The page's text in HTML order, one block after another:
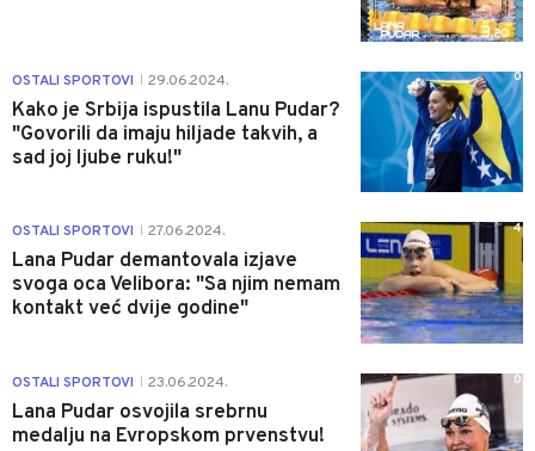
OSTALI SPORTOVI 29.06.2024.
Kako je Srbija ispustila Lanu Pudar?
"Govorili da imaju hiljade takvih, a
sad joj ljube ruku!"
0
OSTALI SPORTOVI 27.06.2024.
Lana Pudar demantovala izjave
svoga oca Velibora: "Sa njim nemam
kontakt već dvije godine"
4
OSTALI SPORTOVI 23.06.2024.
Lana Pudar osvojila srebrnu
medalju na Evropskom prvenstvu!
0